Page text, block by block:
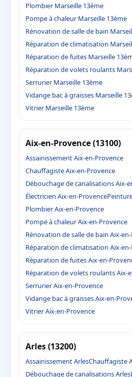
Plombier Marseille 13ème
Pompe à chaleur Marseille 13ème
Rénovation de salle de bain
Réparation de climatisation
Réparation de fuites Marseille
Réparation de volets roulants
Serrurier Marseille 13ème
Vidange bac à graisses Marseille
Vitrier Marseille 13ème
Aix-en-Provence (13100)
Assainissement Aix-en-Provence
Chauffagiste Aix-en-Provence
Débouchage de canalisations Aix-
Électricien Aix-en-Provence
Plombier Aix-en-Provence
Pompe à chaleur Aix-en-Provence
Rénovation de salle de bain Aix-
Réparation de climatisation Aix-
Réparation de fuites Aix-en-
Réparation de volets roulants Aix-
Serrurier Aix-en-Provence
Vidange bac à graisses Aix-en-
Vitrier Aix-en-Provence
Arles (13200)
Assainissement ArlesChauffagiste
Débouchage de canalisations Arles